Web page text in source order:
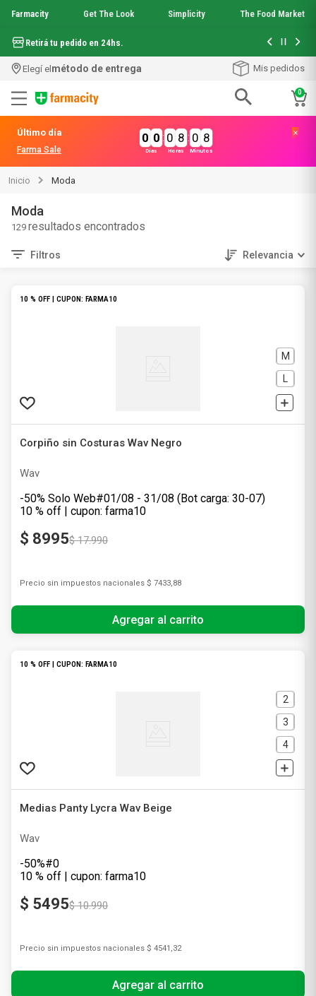
Farmacity Get The Look Simplicity The Food Market
Retirá tu pedido en 24hs. Hasta 6
Elegí elmétodo de entrega Mis pedidos
0
Último día
Farma Sale
0 0
Días
: 0 8
Horas
: 0 8
Minutos
Inicio Moda
Moda
129
Filtros Relevancia
10 % OFF | CUPON: FARMA10
M
Corpiño sin Costuras Wav Negro
Wav
-50% Solo Web#01/08 - 31/08 (Bot carga: 30-07)
10 % off | cupon: farma10
$ 8995$ 17.990
Precio sin impuestos nacionales $ 7433,88
Agregar al carrito
10 % OFF | CUPON: FARMA10
2
3
4
Medias Panty Lycra Wav Beige
Wav
-50%#0
10 % off | cupon: farma10
$ 5495$ 10.990
Precio sin impuestos nacionales $ 4541,32
Agregar al carrito
.garnier toque seco crema facial
mela b3
5.anti acne
6. get the look
8.
protector solar